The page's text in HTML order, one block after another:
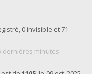
0 invisible et 71
dernières minutes